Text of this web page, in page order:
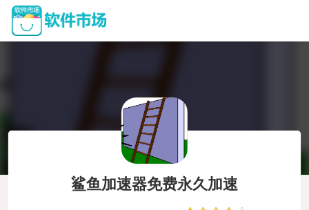
鲨鱼加速器免费永久加速